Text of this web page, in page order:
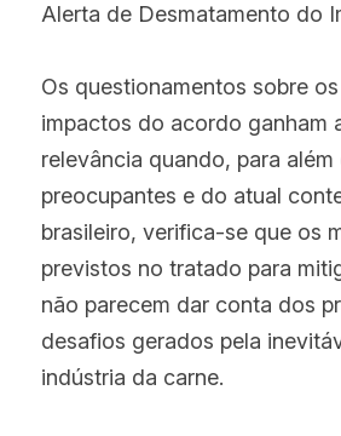
Alerta de Desmatamento do
Os questionamentos sobre
impactos do acordo ganham
relevância quando, para
preocupantes e do atual
brasileiro, verifica-se que os
previstos no tratado para
não parecem dar conta dos
desafios gerados pela
indústria da carne.